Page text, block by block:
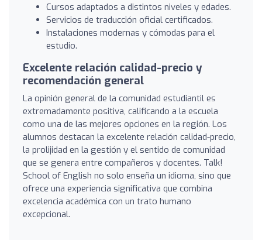
Cursos adaptados a distintos niveles y edades.
Servicios de traducción oficial certificados.
Instalaciones modernas y cómodas para el
estudio.
Excelente relación calidad-precio y
recomendación general
La opinión general de la comunidad estudiantil es
extremadamente positiva, calificando a la escuela
como una de las mejores opciones en la región. Los
alumnos destacan la excelente relación calidad-precio,
la prolijidad en la gestión y el sentido de comunidad
que se genera entre compañeros y docentes. Talk!
School of English no solo enseña un idioma, sino que
ofrece una experiencia significativa que combina
excelencia académica con un trato humano
excepcional.